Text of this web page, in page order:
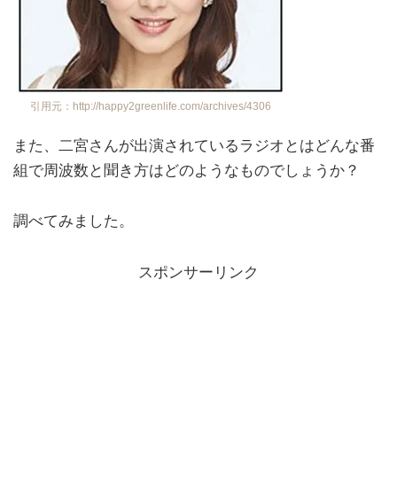
引用元：http://happy2greenlife.com/archives/4306
また、二宮さんが出演されているラジオとはどんな番
組で周波数と聞き方はどのようなものでしょうか？
調べてみました。
スポンサーリンク